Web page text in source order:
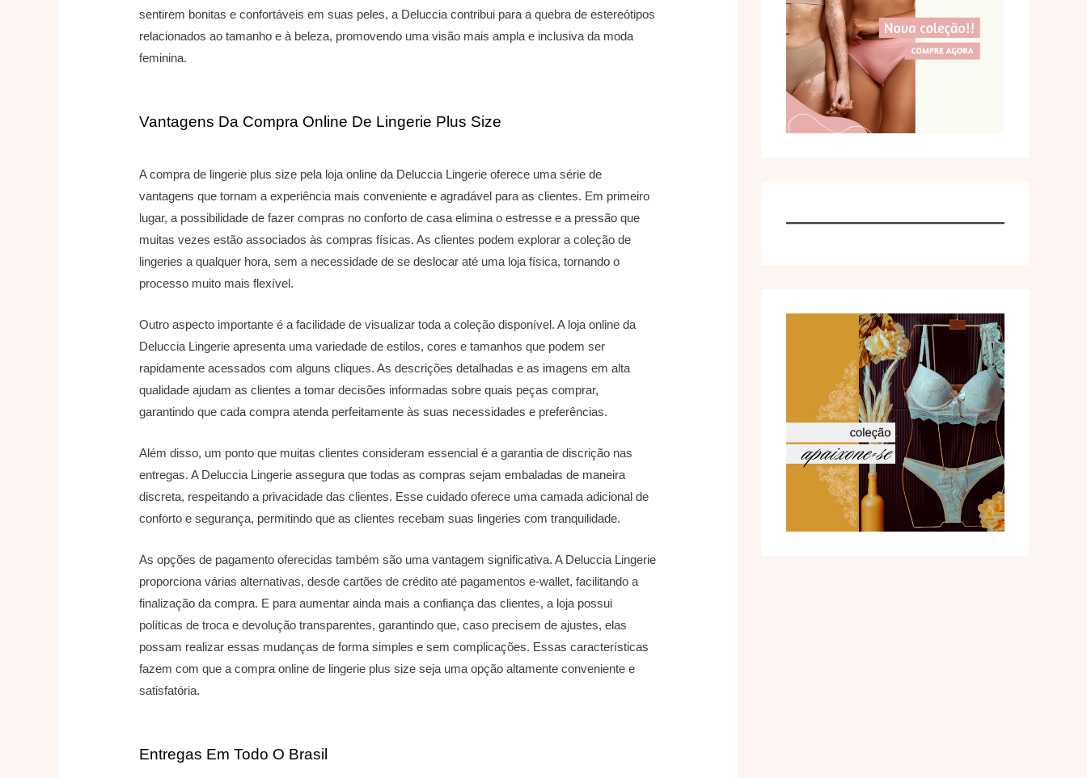
sentirem bonitas e confortáveis em suas peles, a Deluccia contribui para a quebra de estereótipos
relacionados ao tamanho e à beleza, promovendo uma visão mais ampla e inclusiva da moda
feminina.
Vantagens Da Compra Online De Lingerie Plus Size
A compra de lingerie plus size pela loja online da Deluccia Lingerie oferece uma série de
vantagens que tornam a experiência mais conveniente e agradável para as clientes. Em primeiro
lugar, a possibilidade de fazer compras no conforto de casa elimina o estresse e a pressão que
muitas vezes estão associados às compras físicas. As clientes podem explorar a coleção de
lingeries a qualquer hora, sem a necessidade de se deslocar até uma loja física, tornando o
processo muito mais flexível.
Outro aspecto importante é a facilidade de visualizar toda a coleção disponível. A loja online da
Deluccia Lingerie apresenta uma variedade de estilos, cores e tamanhos que podem ser
rapidamente acessados com alguns cliques. As descrições detalhadas e as imagens em alta
qualidade ajudam as clientes a tomar decisões informadas sobre quais peças comprar,
garantindo que cada compra atenda perfeitamente às suas necessidades e preferências.
Além disso, um ponto que muitas clientes consideram essencial é a garantia de discrição nas
entregas. A Deluccia Lingerie assegura que todas as compras sejam embaladas de maneira
discreta, respeitando a privacidade das clientes. Esse cuidado oferece uma camada adicional de
conforto e segurança, permitindo que as clientes recebam suas lingeries com tranquilidade.
As opções de pagamento oferecidas também são uma vantagem significativa. A Deluccia Lingerie
proporciona várias alternativas, desde cartões de crédito até pagamentos e-wallet, facilitando a
finalização da compra. E para aumentar ainda mais a confiança das clientes, a loja possui
políticas de troca e devolução transparentes, garantindo que, caso precisem de ajustes, elas
possam realizar essas mudanças de forma simples e sem complicações. Essas características
fazem com que a compra online de lingerie plus size seja uma opção altamente conveniente e
satisfatória.
Entregas Em Todo O Brasil